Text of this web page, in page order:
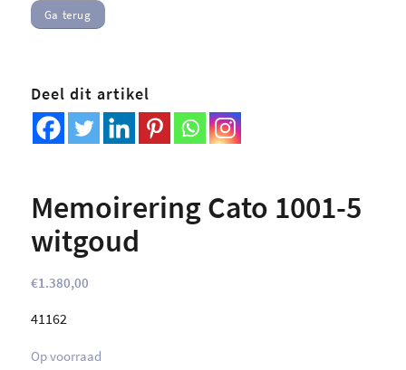
Ga terug
Deel dit artikel
Memoirering Cato 1001-5
witgoud
€1.380,00
41162
Op voorraad